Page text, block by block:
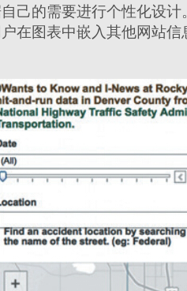
己的需要进行个性化设
在图表中嵌入其他网站